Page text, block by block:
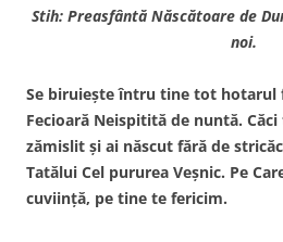
Stih: Preasfântă Născătoare de
noi.
Se biruieşte întru tine tot hotarul
Fecioară Neispitită de nuntă.
zămislit şi ai născut fără de
Tatălui Cel pururea Veşnic. Pe
cuviinţă, pe tine te fericim.